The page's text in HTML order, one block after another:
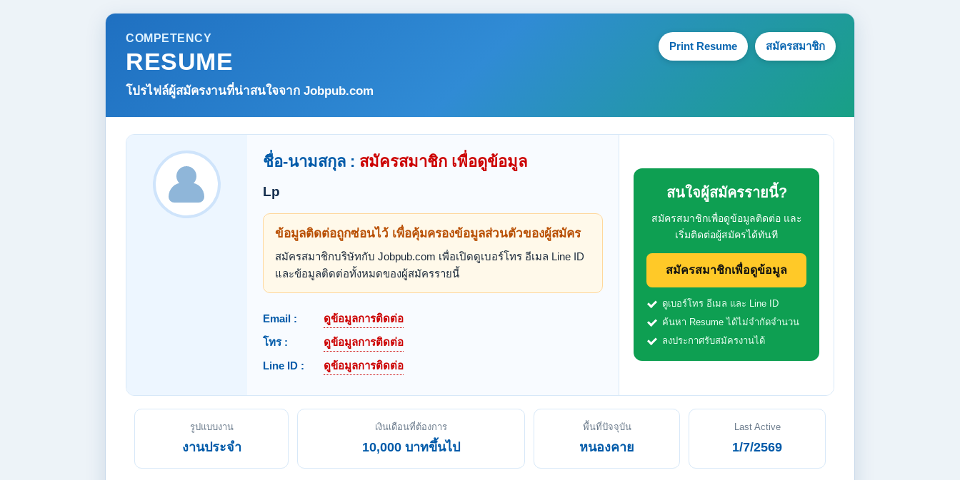
COMPETENCY
RESUME
โปรไฟล์ผู้สมัครงานที่น่าสนใจจาก Jobpub.com
Print Resume สมัครสมาชิก
ชื่อ-นามสกุล : สมัครสมาชิก เพื่อดูข้อมูล
Lp
ข้อมูลติดต่อถูกซ่อนไว้ เพื่อคุ้มครองข้อมูลส่วนตัวของผู้สมัคร
สมัครสมาชิกบริษัทกับ Jobpub.com เพื่อเปิดดูเบอร์โทร อีเมล Line ID
และข้อมูลติดต่อทั้งหมดของผู้สมัครรายนี้
Email :
ดูข้อมูลการติดต่อ
โทร :
ดูข้อมูลการติดต่อ
Line ID :
ดูข้อมูลการติดต่อ
สนใจผู้สมัครรายนี้?
สมัครสมาชิกเพื่อดูข้อมูลติดต่อ และ
เริ่มติดต่อผู้สมัครได้ทันที
สมัครสมาชิกเพื่อดูข้อมูล
ดูเบอร์โทร อีเมล และ Line ID
ค้นหา Resume ได้ไม่จำกัดจำนวน
ลงประกาศรับสมัครงานได้
รูปแบบงาน
งานประจำ
เงินเดือนที่ต้องการ
10,000 บาทขึ้นไป
พื้นที่ปัจจุบัน
หนองคาย
Last Active
1/7/2569